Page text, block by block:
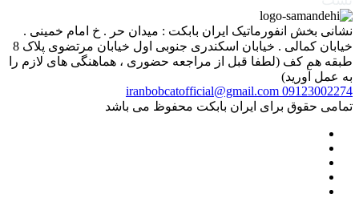
نشانی بخش انفورماتیک ایران بابکت : میدان حر . خ امام خمینی .
خیابان کمالی . خیابان اسکندری جنوبی اول خیابان مرتضوی پلاک 8
طبقه هم کف (لطفا قبل از مراجعه حضوری ، هماهنگی های لازم را
به عمل آورید)
09123002274
iranbobcatofficial@gmail.com
تمامی حقوق برای ایران بابکت محفوظ می باشد